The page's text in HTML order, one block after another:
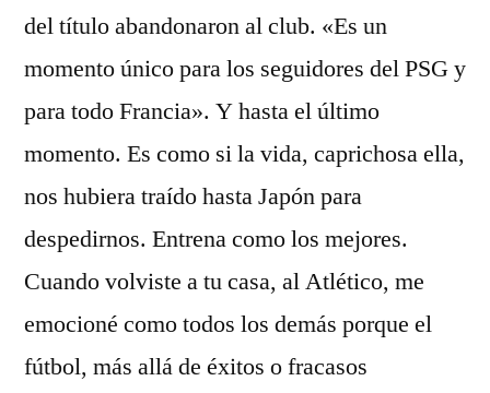
del título abandonaron al club. «Es un
momento único para los seguidores del PSG y
para todo Francia». Y hasta el último
momento. Es como si la vida, caprichosa ella,
nos hubiera traído hasta Japón para
despedirnos. Entrena como los mejores.
Cuando volviste a tu casa, al Atlético, me
emocioné como todos los demás porque el
fútbol, más allá de éxitos o fracasos